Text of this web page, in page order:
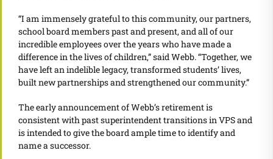
“I am immensely grateful to this community, our partners,
school board members past and present, and all of our
incredible employees over the years who have made a
difference in the lives of children,” said Webb. “Together, we
have left an indelible legacy, transformed students’ lives,
built new partnerships and strengthened our community.”
The early announcement of Webb’s retirement is
consistent with past superintendent transitions in VPS and
is intended to give the board ample time to identify and
name a successor.